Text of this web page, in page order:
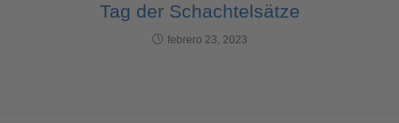
Tag der Schachtelsätze
febrero 23, 2023